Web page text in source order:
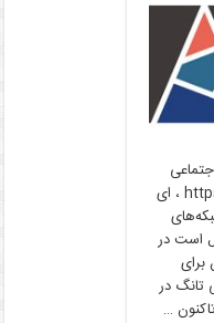
دانشگاهی https://www.aminer.cn AMiner ، ای
است در
برای
تانگ در